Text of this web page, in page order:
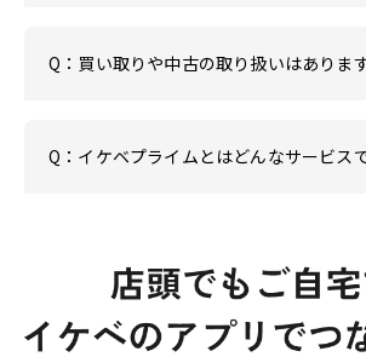
Q：買い取りや中古の取り扱いはありま
Q：イケベプライムとはどんなサービス